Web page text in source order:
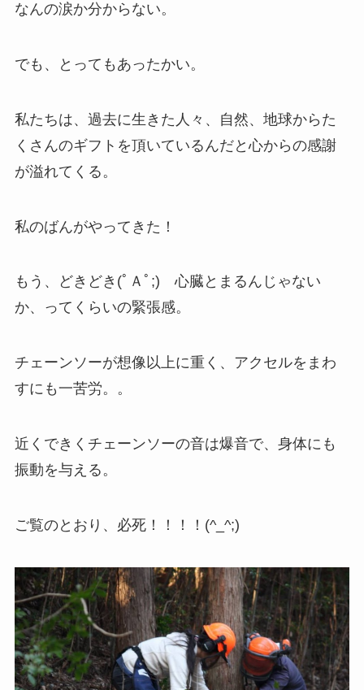
なんの涙か分からない。
でも、とってもあったかい。
私たちは、過去に生きた人々、自然、地球からた
くさんのギフトを頂いているんだと心からの感謝
が溢れてくる。
私のばんがやってきた！
もう、どきどき(ﾟＡﾟ;) 心臓とまるんじゃない
か、ってくらいの緊張感。
チェーンソーが想像以上に重く、アクセルをまわ
すにも一苦労。。
近くできくチェーンソーの音は爆音で、身体にも
振動を与える。
ご覧のとおり、必死！！！！(^_^;)